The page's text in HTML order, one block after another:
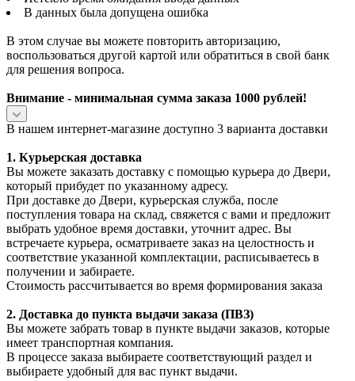
В данных была допущена ошибка
В этом случае вы можете повторить авторизацию,
воспользоваться другой картой или обратиться в свой банк
для решения вопроса.
Внимание - минимальная сумма заказа 1000 рублей!
В нашем интернет-магазине доступно 3 варианта доставки
1. Курьерская доставка
Вы можете заказать доставку с помощью курьера до Двери,
который прибудет по указанному адресу.
При доставке до Двери, курьерская служба, после
поступления товара на склад, свяжется с вами и предложит
выбрать удобное время доставки, уточнит адрес. Вы
встречаете курьера, осматриваете заказ на целостность и
соответствие указанной комплектации, расписываетесь в
получении и забираете.
Стоимость рассчитывается во время формирования заказа
2. Доставка до пункта выдачи заказа (ПВЗ)
Вы можете забрать товар в пункте выдачи заказов, которые
имеет транспортная компания.
В процессе заказа выбираете соответствующий раздел и
выбираете удобный для вас пункт выдачи.